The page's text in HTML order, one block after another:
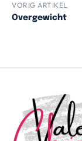
VORIG ARTIKEL
Overgewicht